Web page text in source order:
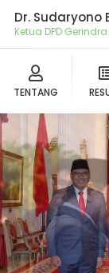
Dr. Sudaryono
Ketua DPD
TENTANG